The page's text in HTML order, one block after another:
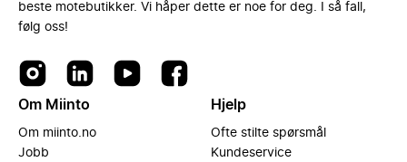
beste motebutikker. Vi håper dette er noe for deg. I så fall,
følg oss!
Om Miinto
Om miinto.no
Jobb
Hjelp
Ofte stilte spørsmål
Kundeservice